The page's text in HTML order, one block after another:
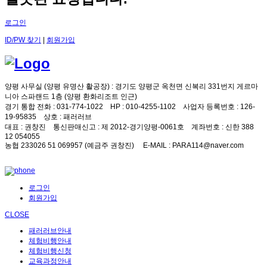
로그인
ID/PW 찾기 회원가입
양평 사무실 (양평 유명산 활공장) : 경기도 양평군 옥천면 신복리 331번지 게르마
니아 스파랜드 1층 (양평 환화리조트 인근)
경기 통합 전화 : 031-774-1022 HP : 010-4255-1102 사업자 등록번호 : 126-
19-95835 상호 : 패러러브
대표 : 권창진 통신판매신고 : 제 2012-경기양평-0061호 계좌번호 : 신한 388
12 054055
농협 233026 51 069957 (예금주 권창진)
E-MAIL : PARA114@naver.com
로그인
회원가입
CLOSE
패러러브안내
체험비행안내
체험비행신청
교육과정안내